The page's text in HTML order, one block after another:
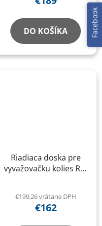
DO KOŠÍKA
Riadiaca doska pre
vyvažovačku kolies RP-
€199,26 vrátane DPH
€162
Facebook